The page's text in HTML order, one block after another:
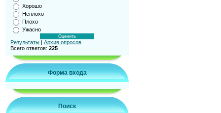
Хорошо
Неплохо
Плохо
Ужасно
Результаты | Архив опросов
Всего ответов: 225
Форма входа
Поиск